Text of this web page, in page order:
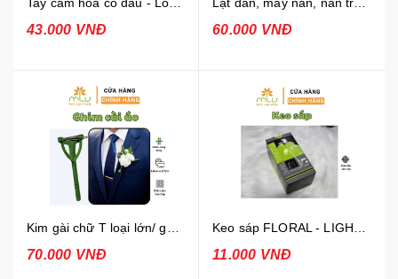
43.000 VNĐ 60.000 VNĐ
70.000 VNĐ 11.000 VNĐ